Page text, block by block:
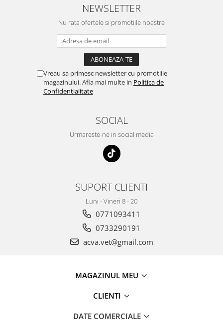
NEWSLETTER
Nu rata ofertele si promotiile noastre
Vreau sa primesc newsletter cu promotiile
magazinului. Afla mai multe in Politica de
Confidentialitate
SOCIAL
Urmareste-ne in social media
SUPORT CLIENTI
Luni - Vineri 8 - 20
0771093411
0733290191
acva.vet@gmail.com
MAGAZINUL MEU
CLIENTI
DATE COMERCIALE